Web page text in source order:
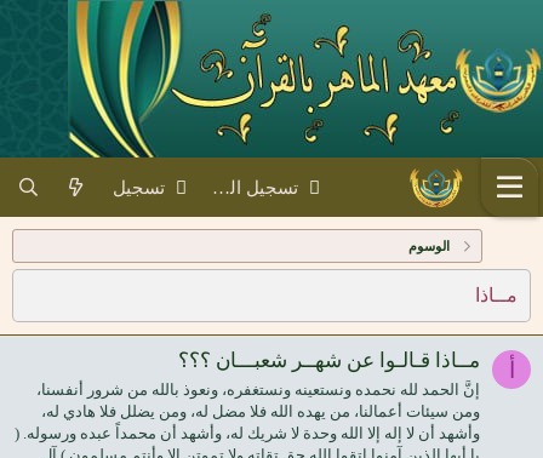
تسجيل الدخول تسجيل
الوسوم
مــاذا
أ مــاذا قـالـوا عن شهــر شعبـــان ؟؟؟
إنَّ الحمد لله نحمده ونستعينه ونستغفره، ونعوذ بالله من شرور أنفسنا،
ومن سيئات أعمالنا، من يهده الله فلا مضل له، ومن يضلل فلا هادي له،
وأشهد أن لا إله إلا الله وحدة لا شريك له، وأشهد أن محمداً عبده ورسوله. (